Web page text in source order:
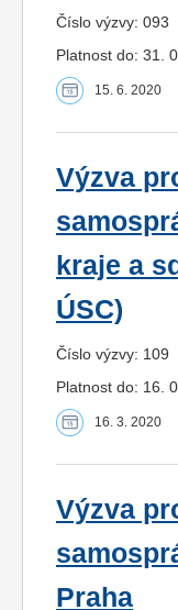
Číslo výzvy: 093
Platnost do: 31.
15. 6. 2020
Výzva
kraje a
ÚSC)
Číslo výzvy: 109
Platnost do: 16.
16. 3. 2020
Výzva
Praha